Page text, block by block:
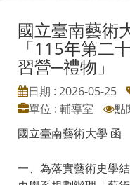
國立臺南藝術
「115年第二
習營─禮物」
日期 : 2026-05-25
單位 : 輔導室
點
國立臺南藝術大學 函
一、為落實藝術史學